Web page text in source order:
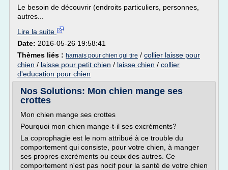
Le besoin de découvrir (endroits particuliers, personnes,
autres...
Lire la suite
Date: 2016-05-26 19:58:41
Thèmes liés : harnais pour chien qui tire / collier laisse pour
chien / laisse pour petit chien / laisse chien / collier
d'education pour chien
Nos Solutions: Mon chien mange ses
crottes
Mon chien mange ses crottes
Pourquoi mon chien mange-t-il ses excréments?
La coprophagie est le nom attribué à ce trouble du
comportement qui consiste, pour votre chien, à manger
ses propres excréments ou ceux des autres. Ce
comportement n'est pas nocif pour la santé de votre chien